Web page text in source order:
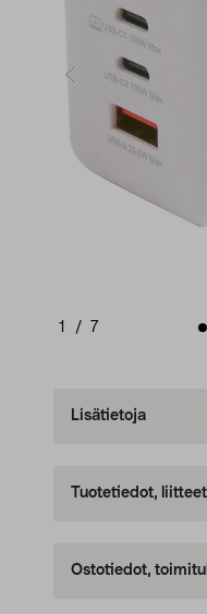
1 / 7
Lisätietoja
Tuotetiedot,
Ostotiedot,